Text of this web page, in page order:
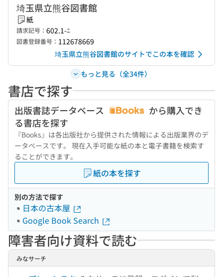
埼玉県立熊谷図書館
紙
請求記号： 602.1-ﾆ
図書登録番号： 112678669
埼玉県立熊谷図書館のサイトでこの本を確認
もっと見る（全34件）
書店で探す
出版書誌データベース
から購入でき
る書店を探す
『Books』は各出版社から提供された情報による出版業界のデ
ータベースです。 現在入手可能な紙の本と電子書籍を検索す
ることができます。
紙の本を探す
別の方法で探す
日本の古本屋
Google Book Search
障害者向け資料で読む
みなサーチ